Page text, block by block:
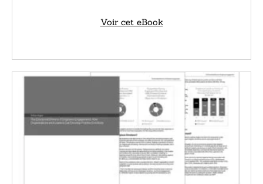
Voir cet eBook